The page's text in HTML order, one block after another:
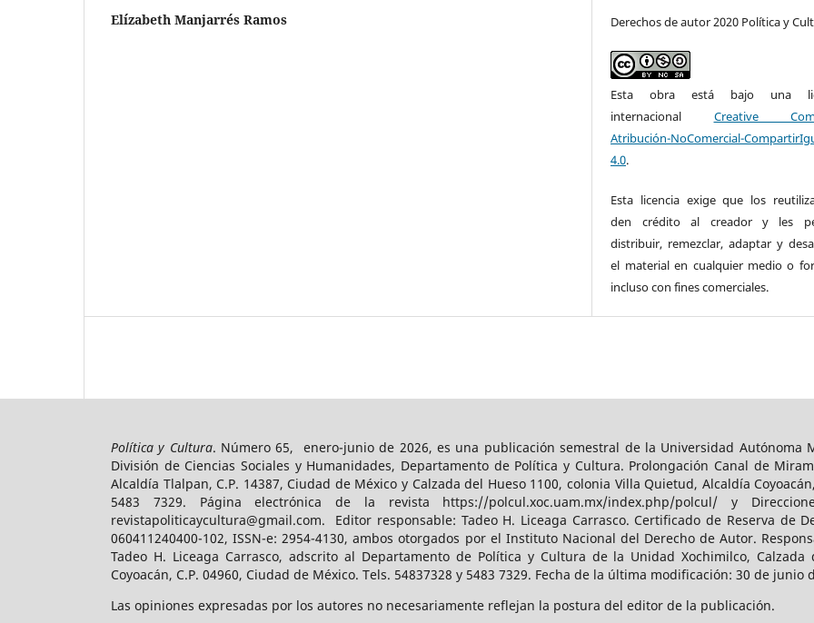
Elízabeth Manjarrés Ramos Derechos de autor 2020 Política y
Esta obra está bajo una
internacional Creative
Atribución-NoComercial-
4.0.
Esta licencia exige que los
den crédito al creador y les
distribuir, remezclar, adaptar y
el material en cualquier medio o
incluso con fines comerciales.
Política y Cultura. Número 65, enero-junio de 2026, es una publicación semestral de la Universidad Autónoma
División de Ciencias Sociales y Humanidades, Departamento de Política y Cultura. Prolongación Canal de
Alcaldía Tlalpan, C.P. 14387, Ciudad de México y Calzada del Hueso 1100, colonia Villa Quietud, Alcaldía
5483 7329. Página electrónica de la revista https://polcul.xoc.uam.mx/index.php/polcul/ y
revistapoliticaycultura@gmail.com. Editor responsable: Tadeo H. Liceaga Carrasco. Certificado de Reserva de
060411240400-102, ISSN-e: 2954-4130, ambos otorgados por el Instituto Nacional del Derecho de Autor.
Tadeo H. Liceaga Carrasco, adscrito al Departamento de Política y Cultura de la Unidad Xochimilco,
Coyoacán, C.P. 04960, Ciudad de México. Tels. 54837328 y 5483 7329. Fecha de la última modificación: 30 de junio
Las opiniones expresadas por los autores no necesariamente reflejan la postura del editor de la publicación.